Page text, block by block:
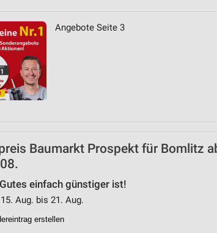
Angebote Seite 3
Baumarkt Prospekt für Bomlitz
einfach günstiger ist!
Aug. bis 21. Aug.
erstellen